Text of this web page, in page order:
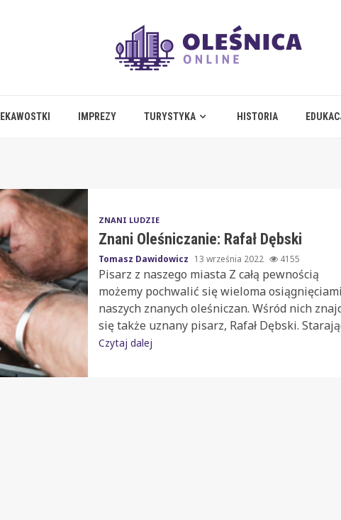
IMPREZY TURYSTYKA HISTORIA
ZNANI LUDZIE
Znani Oleśniczanie: Rafał Dębski
Tomasz Dawidowicz 13 września 2022 4155
Pisarz z naszego miasta Z całą pewnością
możemy pochwalić się wieloma osiągnięciami
naszych znanych oleśniczan. Wśród nich
się także uznany pisarz, Rafał Dębski.
Czytaj dalej